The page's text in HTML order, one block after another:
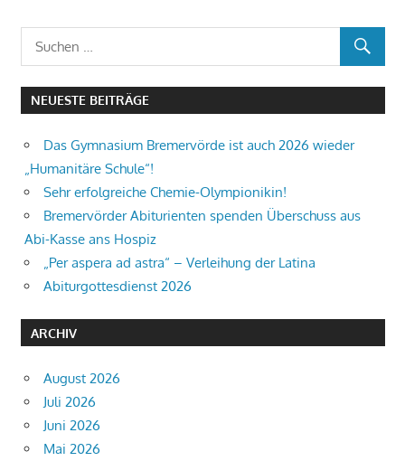
NEUESTE BEITRÄGE
Das Gymnasium Bremervörde ist auch 2026 wieder
„Humanitäre Schule“!
Sehr erfolgreiche Chemie-Olympionikin!
Bremervörder Abiturienten spenden Überschuss aus
Abi-Kasse ans Hospiz
„Per aspera ad astra“ – Verleihung der Latina
Abiturgottesdienst 2026
ARCHIV
August 2026
Juli 2026
Juni 2026
Mai 2026